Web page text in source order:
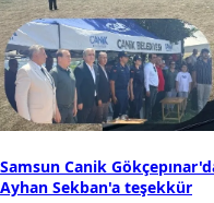
Samsun Canik
Ayhan Sekban'a teşekkür